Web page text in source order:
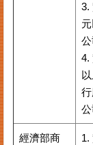
3.
公
4.
公
經濟部商
1.